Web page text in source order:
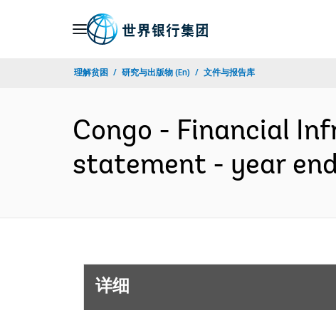
理解贫困 研究与出版物 (En) 文件与报告库
Congo - Financial
statement - year
详细